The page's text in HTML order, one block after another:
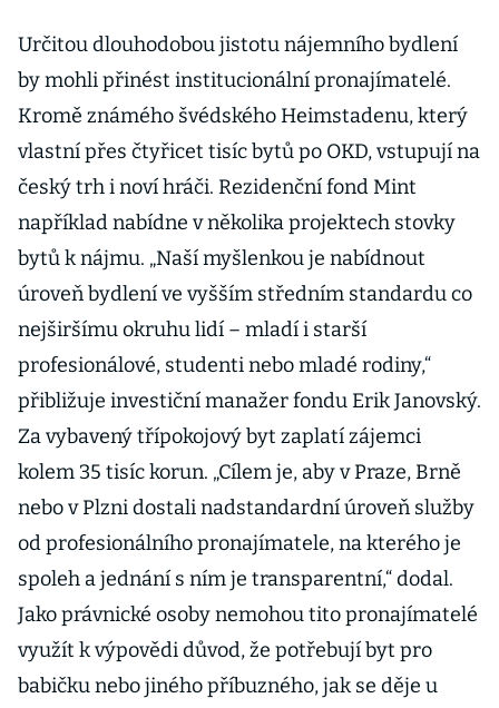
Určitou dlouhodobou jistotu nájemního bydlení
by mohli přinést institucionální pronajímatelé.
Kromě známého švédského Heimstadenu, který
vlastní přes čtyřicet tisíc bytů po OKD, vstupují na
český trh i noví hráči. Rezidenční fond Mint
například nabídne v několika projektech stovky
bytů k nájmu. „Naší myšlenkou je nabídnout
úroveň bydlení ve vyšším středním standardu co
nejširšímu okruhu lidí – mladí i starší
profesionálové, studenti nebo mladé rodiny,“
přibližuje investiční manažer fondu Erik Janovský.
Za vybavený třípokojový byt zaplatí zájemci
kolem 35 tisíc korun. „Cílem je, aby v Praze, Brně
nebo v Plzni dostali nadstandardní úroveň služby
od profesionálního pronajímatele, na kterého je
spoleh a jednání s ním je transparentní,“ dodal.
Jako právnické osoby nemohou tito pronajímatelé
využít k výpovědi důvod, že potřebují byt pro
babičku nebo jiného příbuzného, jak se děje u